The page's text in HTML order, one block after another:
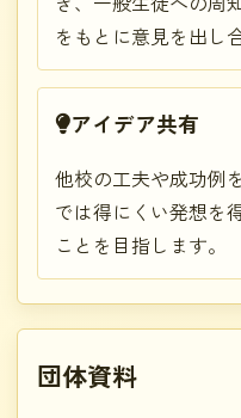
をもとに意見を出し
アイデア共有
他校の工夫や成功例
では得にくい発想を
ことを目指します。
団体資料